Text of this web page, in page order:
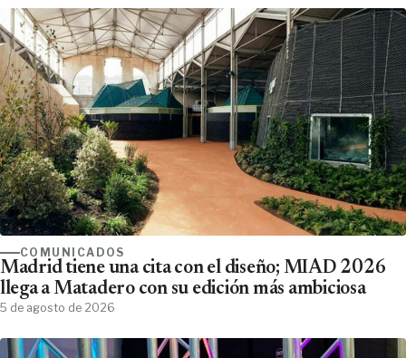
COMUNICADOS
Madrid tiene una cita con el diseño; MIAD 2026
llega a Matadero con su edición más ambiciosa
5 de agosto de 2026